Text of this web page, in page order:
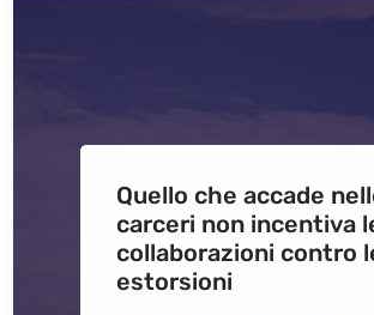
Quello che accade
carceri non incentiva
collaborazioni contro
estorsioni